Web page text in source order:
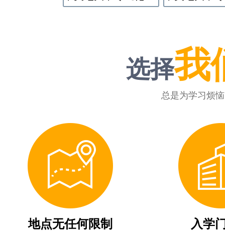
选择我
总是为学习烦
地点无任何限制 入学